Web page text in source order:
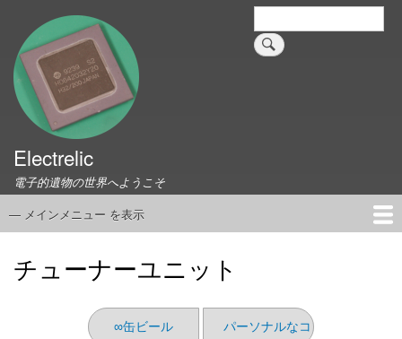
検
索
Electrelic
電子的遺物の世界へようこそ
メ
— メインメニュー を表示
チューナーユニット
∞缶ビール パーソナルなコンピュータの